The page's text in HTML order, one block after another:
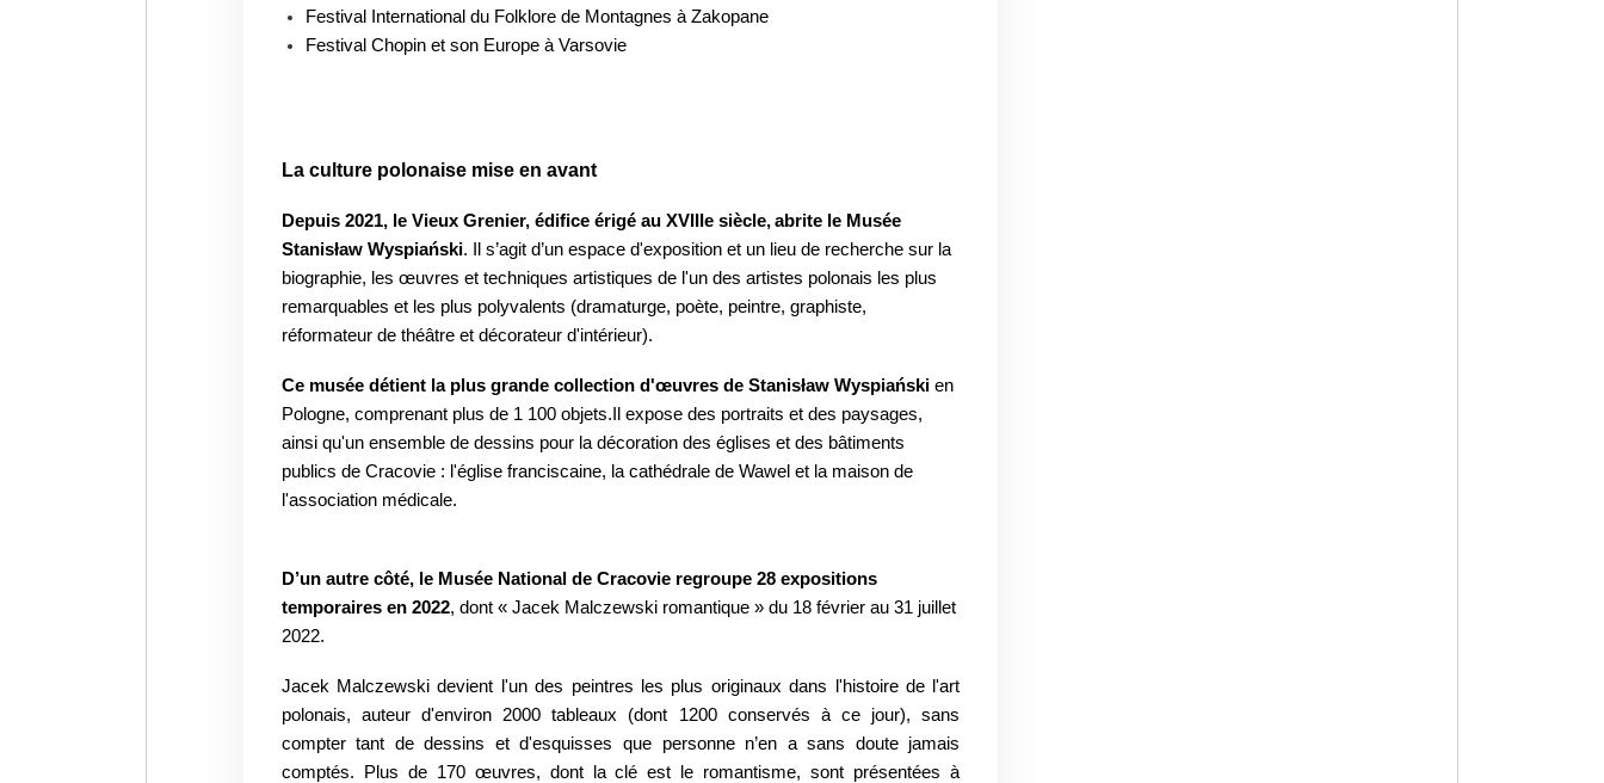
Festival International du Folklore de Montagnes à Zakopane
Festival Chopin et son Europe à Varsovie
La culture polonaise mise en avant
Depuis 2021, le Vieux Grenier, édifice érigé au XVIIIe siècle, abrite le Musée
Stanisław Wyspiański. Il s’agit d’un espace d'exposition et un lieu de recherche sur la
biographie, les œuvres et techniques artistiques de l'un des artistes polonais les plus
remarquables et les plus polyvalents (dramaturge, poète, peintre, graphiste,
réformateur de théâtre et décorateur d'intérieur).
Ce musée détient la plus grande collection d'œuvres de Stanisław Wyspiański en
Pologne, comprenant plus de 1 100 objets.Il expose des portraits et des paysages,
ainsi qu'un ensemble de dessins pour la décoration des églises et des bâtiments
publics de Cracovie : l'église franciscaine, la cathédrale de Wawel et la maison de
l'association médicale.
D’un autre côté, le Musée National de Cracovie regroupe 28 expositions
temporaires en 2022, dont « Jacek Malczewski romantique » du 18 février au 31 juillet
2022.
Jacek Malczewski devient l'un des peintres les plus originaux dans l'histoire de l'art
polonais, auteur d'environ 2000 tableaux (dont 1200 conservés à ce jour), sans
compter tant de dessins et d'esquisses que personne n’en a sans doute jamais
comptés. Plus de 170 œuvres, dont la clé est le romantisme, sont présentées à